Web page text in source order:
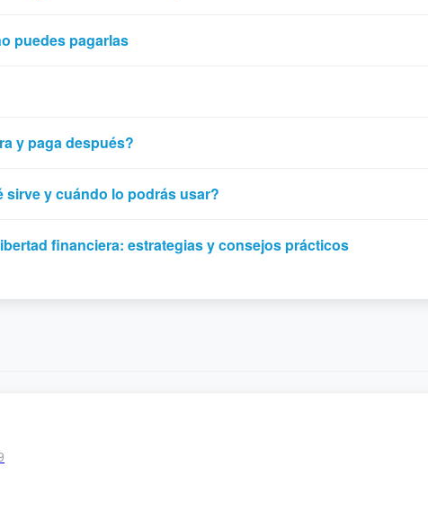
puedes pagarlas
y paga después?
sirve y cuándo lo podrás usar?
financiera: estrategias y consejos prácticos